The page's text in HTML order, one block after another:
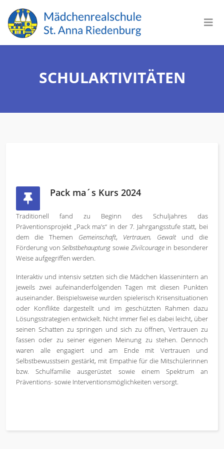
SCHULAKTIVITÄTEN
Pack ma´s Kurs 2024
Traditionell fand zu Beginn des Schuljahres das
Präventionsprojekt „Pack ma’s“ in der 7. Jahrgangsstufe statt, bei
dem die Themen Gemeinschaft, Vertrauen, Gewaltund die
Förderung vonSelbstbehauptung sowie Zivilcourage in besonderer
Weise aufgegriffen werden.
Interaktiv und intensiv setzten sich die Mädchen klassenintern an
jeweils zwei aufeinanderfolgenden Tagen mit diesen Punkten
auseinander. Beispielsweise wurden spielerisch Krisensituationen
oder Konflikte dargestellt und im geschützten Rahmen dazu
Lösungsstrategien entwickelt. Nicht immer fiel es dabei leicht, über
seinen Schatten zu springen und sich zu öffnen, Vertrauen zu
fassen oder zu seiner eigenen Meinung zu stehen. Dennoch
waren alle engagiert und am Ende mit Vertrauen und
Selbstbewusstsein gestärkt, mit Empathie für die Mitschülerinnen
bzw. Schulfamilie ausgerüstet sowie einem Spektrum an
Präventions- sowie Interventionsmöglichkeiten versorgt.